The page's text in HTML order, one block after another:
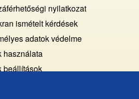
nyilatkozat
ismételt kérdések
adatok védelme
használata
beállítások